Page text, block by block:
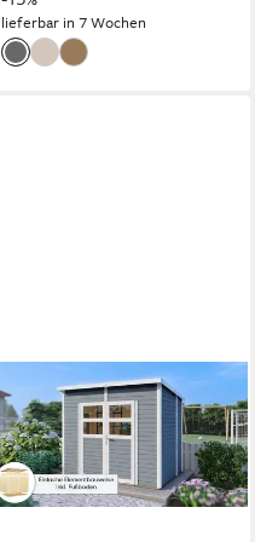
lieferbar in 7 Wochen